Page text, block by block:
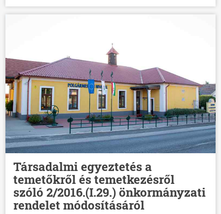
Társadalmi egyeztetés a
temetőkről és temetkezésről
szóló 2/2016.(I.29.) önkormányzati
rendelet módosításáról